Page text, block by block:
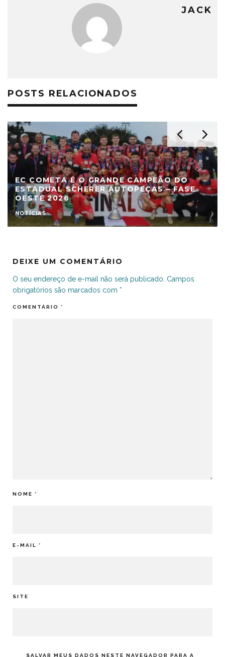
JACK
POSTS RELACIONADOS
EC COMETA É O GRANDE CAMPEÃO DO
ESTADUAL SCHERER AUTOPEÇAS – FASE
OESTE 2026
NOTÍCIAS
DEIXE UM COMENTÁRIO
O seu endereço de e-mail não será publicado. Campos
obrigatórios são marcados com *
COMENTÁRIO *
NOME *
E-MAIL *
SITE
SALVAR MEUS DADOS NESTE NAVEGADOR PARA A